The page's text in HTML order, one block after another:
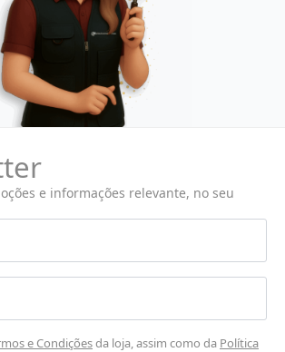
e informações relevante, no seu
e Condiçõesda loja, assim como da Política